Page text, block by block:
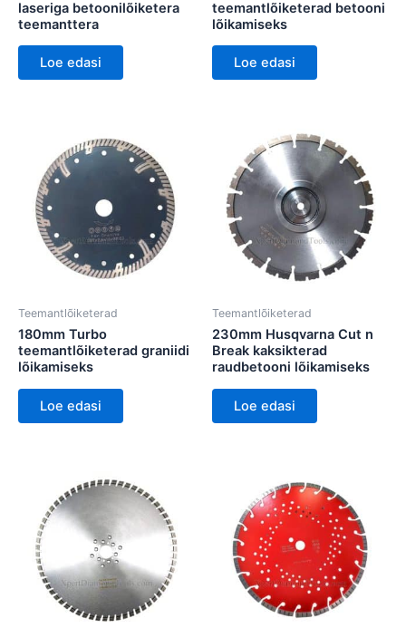
laseriga betoonilõiketera
teemanttera
Loe edasi
teemantlõiketerad betooni
lõikamiseks
Loe edasi
Teemantlõiketerad
180mm Turbo
teemantlõiketerad graniidi
lõikamiseks
Loe edasi
Teemantlõiketerad
230mm Husqvarna Cut n
Break kaksikterad
raudbetooni lõikamiseks
Loe edasi